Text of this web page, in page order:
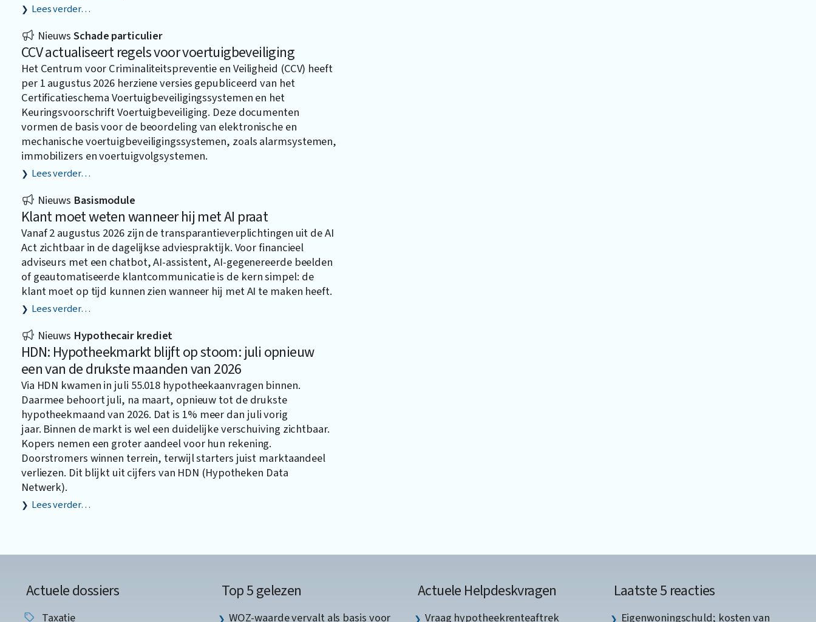
Lees verder…
NieuwsSchade particulier
CCV actualiseert regels voor voertuigbeveiliging
Het Centrum voor Criminaliteitspreventie en Veiligheid (CCV) heeft
per 1 augustus 2026 herziene versies gepubliceerd van het
Certificatieschema Voertuigbeveiligingssystemen en het
Keuringsvoorschrift Voertuigbeveiliging. Deze documenten
vormen de basis voor de beoordeling van elektronische en
mechanische voertuigbeveiligingssystemen, zoals alarmsystemen,
immobilizers en voertuigvolgsystemen.
Lees verder…
Nieuws Basismodule
Klant moet weten wanneer hij met AI praat
Vanaf 2 augustus 2026 zijn de transparantieverplichtingen uit de AI
Act zichtbaar in de dagelijkse adviespraktijk. Voor financieel
adviseurs met een chatbot, AI-assistent, AI-gegenereerde beelden
of geautomatiseerde klantcommunicatie is de kern simpel: de
klant moet op tijd kunnen zien wanneer hij met AI te maken heeft.
Lees verder…
Nieuws Hypothecair krediet
HDN: Hypotheekmarkt blijft op stoom: juli opnieuw
een van de drukste maanden van 2026
Via HDN kwamen in juli 55.018 hypotheekaanvragen binnen.
Daarmee behoort juli, na maart, opnieuw tot de drukste
hypotheekmaand van 2026. Dat is 1% meer dan juli vorig
jaar. Binnen de markt is wel een duidelijke verschuiving zichtbaar.
Kopers nemen een groter aandeel voor hun rekening.
Doorstromers winnen terrein, terwijl starters juist marktaandeel
verliezen. Dit blijkt uit cijfers van HDN (Hypotheken Data
Netwerk).
Lees verder…
Actuele dossiers
Taxatie
Top 5 gelezen
WOZ-waarde vervalt als basis voor
Actuele Helpdeskvragen
Vraag hypotheekrenteaftrek
Laatste 5 reacties
Eigenwoningschuld; kosten van